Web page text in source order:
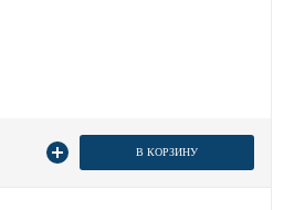
В КОРЗИНУ